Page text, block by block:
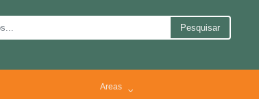
Pesquisar
Areas